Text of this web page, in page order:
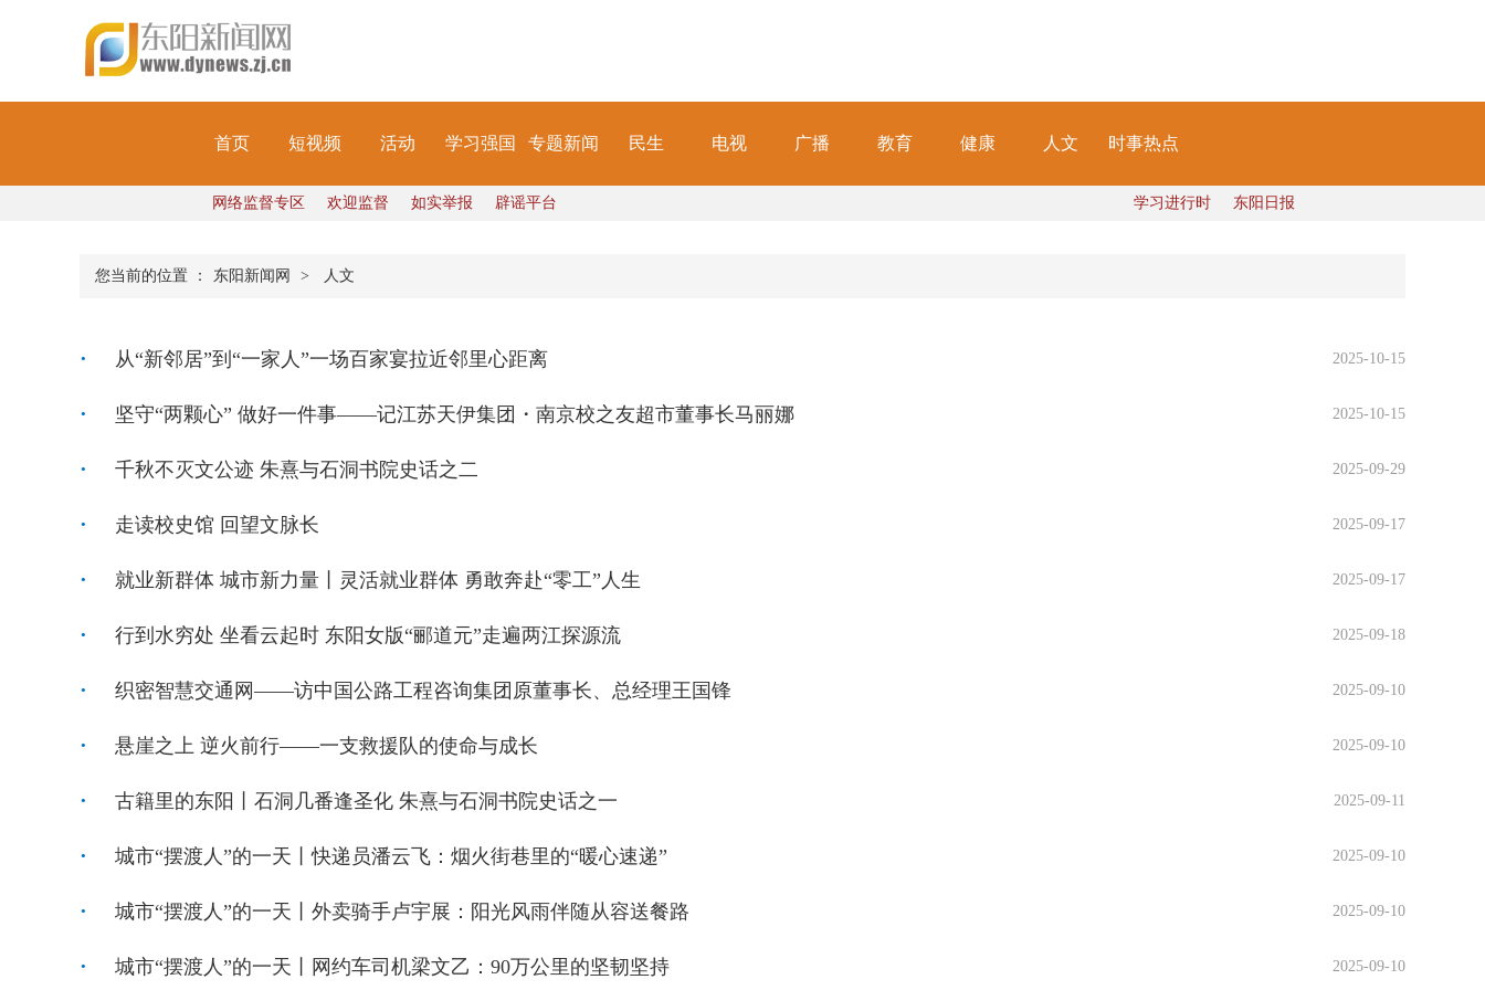
首页 短视频 活动 学习强国 专题新闻 民生 电视 广播 教育 健康 人文 时事热点
网络监督专区 欢迎监督 如实举报 辟谣平台 学习进行时 东阳日报
您当前的位置 ： 东阳新闻网 > 人文
2025-10-15
从“新邻居”到“一家人”一场百家宴拉近邻里心距离
2025-10-15
坚守“两颗心” 做好一件事——记江苏天伊集团・南京校之友超市董事长马丽娜
2025-09-29
千秋不灭文公迹 朱熹与石洞书院史话之二
2025-09-17
走读校史馆 回望文脉长
2025-09-17
就业新群体 城市新力量丨灵活就业群体 勇敢奔赴“零工”人生
2025-09-18
行到水穷处 坐看云起时 东阳女版“郦道元”走遍两江探源流
2025-09-10
织密智慧交通网——访中国公路工程咨询集团原董事长、总经理王国锋
2025-09-10
悬崖之上 逆火前行——一支救援队的使命与成长
2025-09-11
古籍里的东阳丨石洞几番逢圣化 朱熹与石洞书院史话之一
2025-09-10
城市“摆渡人”的一天丨快递员潘云飞：烟火街巷里的“暖心速递”
2025-09-10
城市“摆渡人”的一天丨外卖骑手卢宇展：阳光风雨伴随从容送餐路
2025-09-10
城市“摆渡人”的一天丨网约车司机梁文乙：90万公里的坚韧坚持